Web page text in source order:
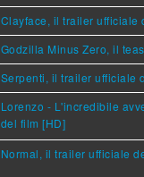
Clayface, il trailer ufficiale
Godzilla Minus Zero, il
Serpenti, il trailer ufficiale
Lorenzo - L'incredibile
del film [HD]
Normal, il trailer ufficiale